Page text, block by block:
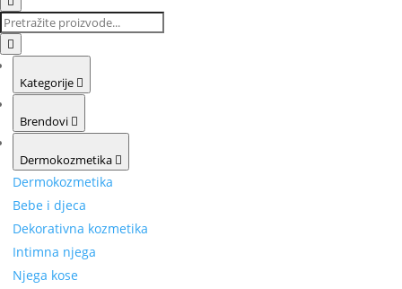
Kategorije
Brendovi
Dermokozmetika
Dermokozmetika
Bebe i djeca
Dekorativna kozmetika
Intimna njega
Njega kose